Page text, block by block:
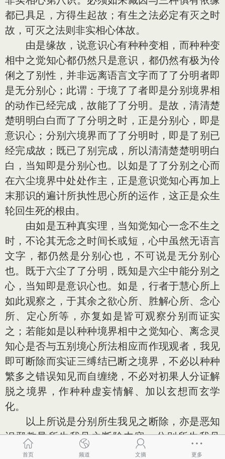
都已具足，方得生起故；有生之法必定有灭之时
故，可灭之法则非实相心体故。
由是缘故，说意识心有种种变相，而种种变
相中之觉知心都仍然只是意识，都仍然有极为伶
俐之了别性，并非远离语言文字而了了分明者即
是无分别心；此谓：于境了了者即是分别境界相
的动作已经完成，故能了了分明。是故，清清楚
楚明明白白而了了分明之时，正是分别心，即是
意识心；分别六境界而了了分明时，即是了别已
经完成故；既已了别完成，所以清清楚楚明明白
白，当知即是分别心也。以如是了了分别之心而
在六尘境界中处处作主，正是意识觉知心再加上
末那识的遍计所执性思心所的运作，这正是众生
轮回生死的根由。
由如是五种真实理，当知觉知心一念不生之
时，不论其无念之时间长或短，心中虽然无语言
文字，都仍然是分别心也，不可说是无分别心
也。既于六尘了了分明，既知是六尘中能分别之
心，当知即是意识心也。如是，行者于慧心所上
如此观察之，于其余之欲心所、胜解心所、念心
所、定心所等，亦复如是皆可观察分别而证实
之；若能如是以种种境界相中之觉知心、离念灵
知心是否与五别境心所法相应而作现观者，我见
即可断除而实证三缚结已断之境界，不必以种种
繁多之错误知见而自缠绕，不必对初果人分证解
脱之境界，作种种虚妄情解、加以玄想而玄学
化。
以上所说是分别所生我见之断除，亦是恶知
识邪教导所生我见之断除内容。分别所生我见
者，谓因意识觉知心之俱生而生起者，譬如婴儿
首页 频道 文摘 更多